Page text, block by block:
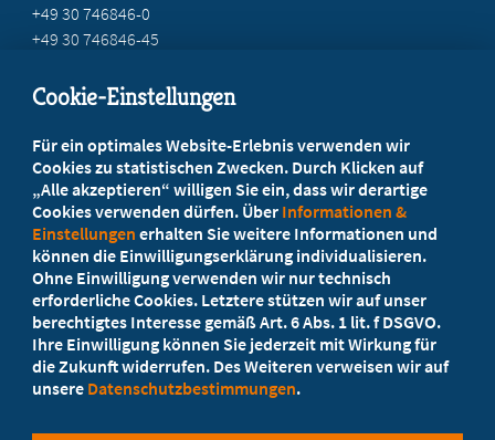
+49 30 746846-0
+49 30 746846-45
Ihr Landesverband berät Sie!
Ansprechpartner
Werden Sie jetzt Mitglied!
5 Vorteile einer Mitgliedschaft
Cookie-Einstellungen
Für ein optimales Website-Erlebnis verwenden wir
Cookies zu statistischen Zwecken. Durch Klicken auf
„Alle akzeptieren“ willigen Sie ein, dass wir derartige
Cookies verwenden dürfen. Über Informationen &
Einstellungen erhalten Sie weitere Informationen und
können die Einwilligungserklärung individualisieren.
Ohne Einwilligung verwenden wir nur technisch
erforderliche Cookies. Letztere stützen wir auf unser
berechtigtes Interesse gemäß Art. 6 Abs. 1 lit. f DSGVO.
Ihre Einwilligung können Sie jederzeit mit Wirkung für
die Zukunft widerrufen. Des Weiteren verweisen wir auf
unsere Datenschutzbestimmungen.